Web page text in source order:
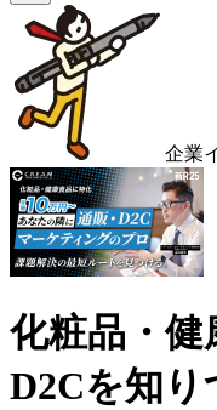
企業
化粧品・健
D2Cを知